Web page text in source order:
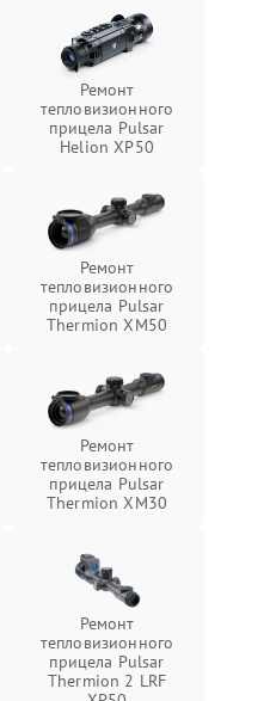
Ремонт
тепловизионного
прицела Pulsar
Helion XP50
Ремонт
тепловизионного
прицела Pulsar
Thermion XM50
Ремонт
тепловизионного
прицела Pulsar
Thermion XM30
Ремонт
тепловизионного
прицела Pulsar
Thermion 2 LRF